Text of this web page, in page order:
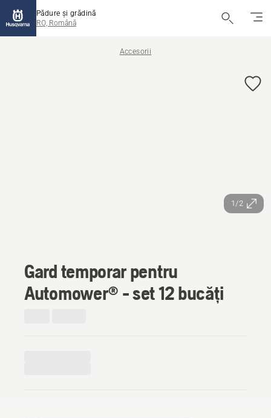
Pădure și grădină
RO, Română
Accesorii
1/2
Gard temporar pentru
Automower® - set 12 bucăți